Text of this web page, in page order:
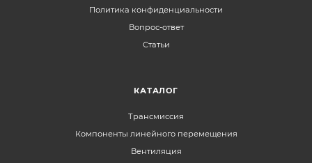
Политика конфиденциальности
Вопрос-ответ
Статьи
КАТАЛОГ
Трансмиссия
Компоненты линейного перемещения
Вентиляция